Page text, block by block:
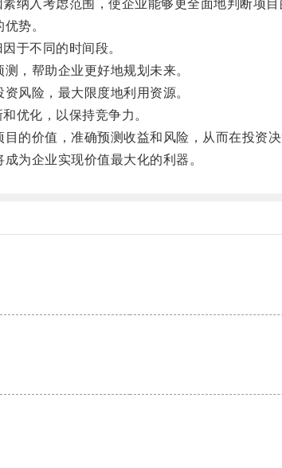
入考虑范围，使企业能够更全面地判断项目
势。
于不同的时间段。
，帮助企业更好地规划未来。
风险，最大限度地利用资源。
优化，以保持竞争力。
价值，准确预测收益和风险，从而在投资决
为企业实现价值最大化的利器。